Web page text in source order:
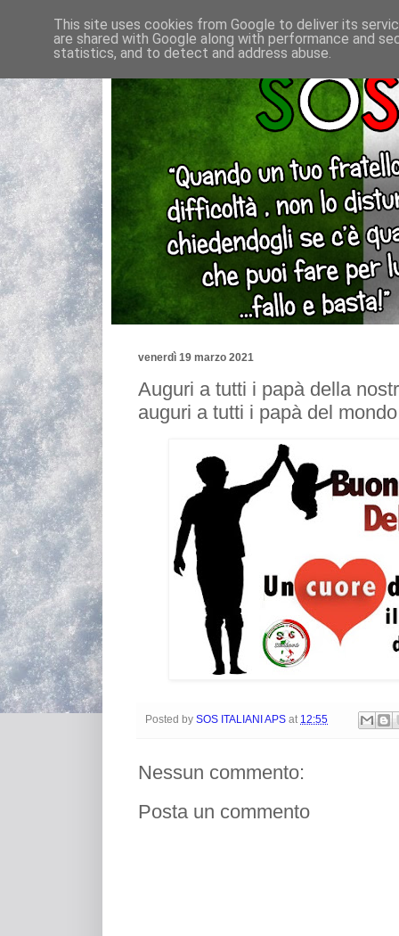
venerdì 19 marzo 2021
Auguri a tutti i papà della
auguri a tutti i papà del
Posted by SOS ITALIANI APS at 12:55
Nessun commento:
Posta un commento
This site uses cookies from Google to deliver its
are shared with Google along with performance and
statistics, and to detect and address abuse.